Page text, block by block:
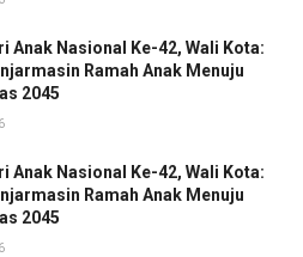
Anak Nasional Ke-42, Wali Kota:
Ramah Anak Menuju
2045
Anak Nasional Ke-42, Wali Kota:
Ramah Anak Menuju
2045